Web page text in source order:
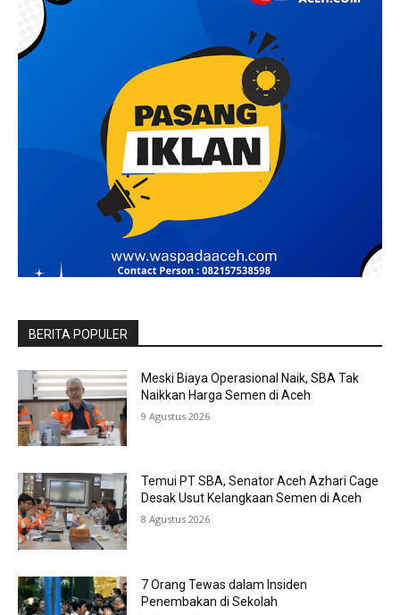
BERITA POPULER
Meski Biaya Operasional Naik, SBA Tak
Naikkan Harga Semen di Aceh
9 Agustus 2026
Temui PT SBA, Senator Aceh Azhari Cage
Desak Usut Kelangkaan Semen di Aceh
8 Agustus 2026
7 Orang Tewas dalam Insiden
Penembakan di Sekolah